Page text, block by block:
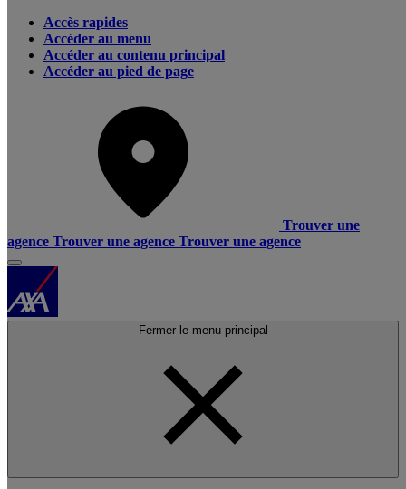
Accès rapides
Accéder au menu
Accéder au contenu principal
Accéder au pied de page
Trouver une
agence Trouver une agence Trouver une agence
Fermer le menu principal